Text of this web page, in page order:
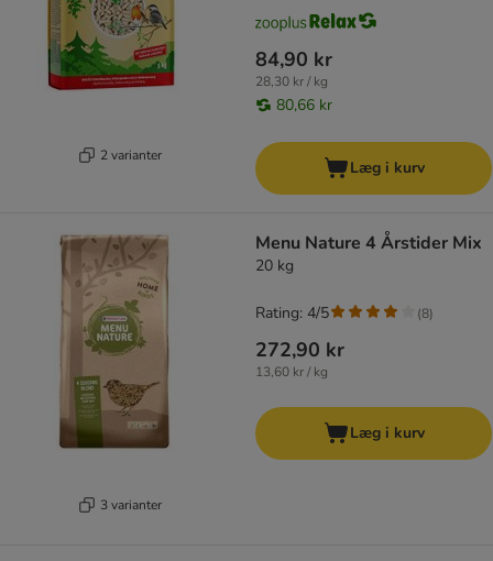
2 varianter
84,90 kr
28,30 kr / kg
80,66 kr
Læg i kurv
3 varianter
Menu Nature 4 Årstider Mix
20 kg
272,90 kr
13,60 kr / kg
Rating: 4/5 (8)
Læg i kurv